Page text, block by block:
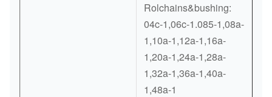
Rolchains&bushing:
04c-1,06c-1.085-1,08a-
1,10a-1,12a-1,16a-
1,20a-1,24a-1,28a-
1,32a-1,36a-1,40a-
1,48a-1